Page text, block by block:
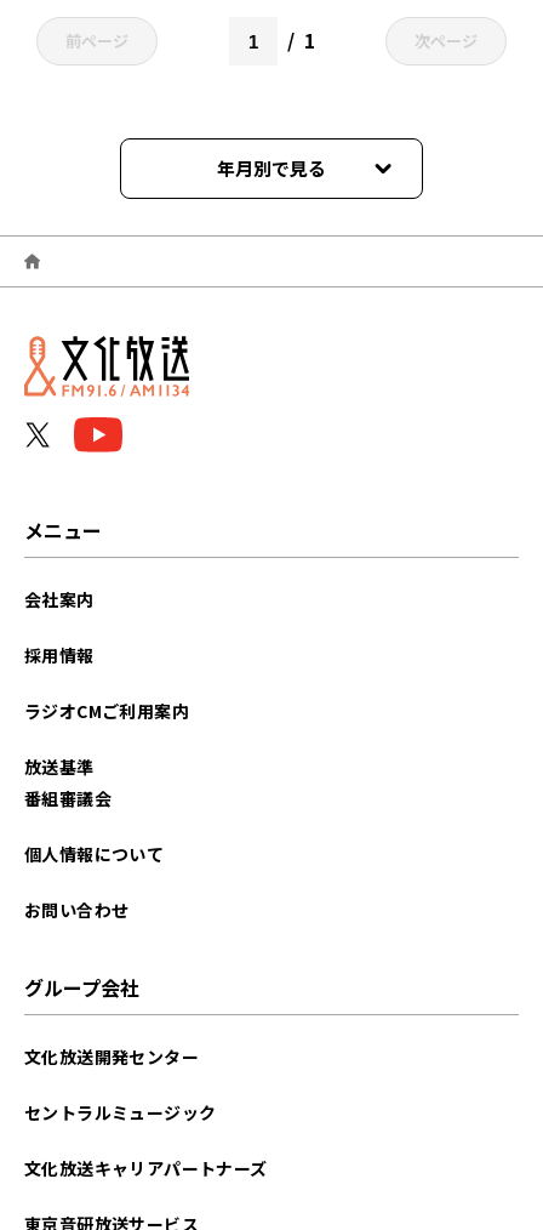
前ページ 1 次ページ
年月別で見る
2026年06月
2026年05月
2026年04月
2025年07月
2025年04月
メニュー
会社案内
採用情報
ラジオCMご利用案内
放送基準
番組審議会
個人情報について
お問い合わせ
グループ会社
文化放送開発センター
セントラルミュージック
文化放送キャリアパートナーズ
東京音研放送サービス